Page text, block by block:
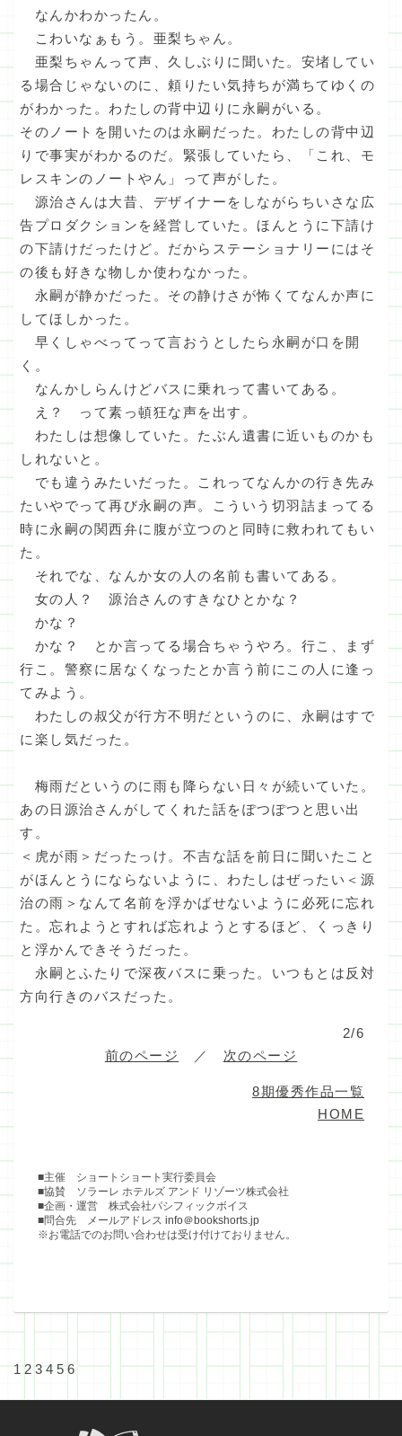
なんかわかったん。
こわいなぁもう。亜梨ちゃん。
亜梨ちゃんって声、久しぶりに聞いた。安堵してい
る場合じゃないのに、頼りたい気持ちが満ちてゆくの
がわかった。わたしの背中辺りに永嗣がいる。
そのノートを開いたのは永嗣だった。わたしの背中辺
りで事実がわかるのだ。緊張していたら、「これ、モ
レスキンのノートやん」って声がした。
源治さんは大昔、デザイナーをしながらちいさな広
告プロダクションを経営していた。ほんとうに下請け
の下請けだったけど。だからステーショナリーにはそ
の後も好きな物しか使わなかった。
永嗣が静かだった。その静けさが怖くてなんか声に
してほしかった。
早くしゃべってって言おうとしたら永嗣が口を開
く。
なんかしらんけどバスに乗れって書いてある。
え？ って素っ頓狂な声を出す。
わたしは想像していた。たぶん遺書に近いものかも
しれないと。
でも違うみたいだった。これってなんかの行き先み
たいやでって再び永嗣の声。こういう切羽詰まってる
時に永嗣の関西弁に腹が立つのと同時に救われてもい
た。
それでな、なんか女の人の名前も書いてある。
女の人？ 源治さんのすきなひとかな？
かな？
かな？ とか言ってる場合ちゃうやろ。行こ、まず
行こ。警察に居なくなったとか言う前にこの人に逢っ
てみよう。
わたしの叔父が行方不明だというのに、永嗣はすで
に楽し気だった。
梅雨だというのに雨も降らない日々が続いていた。
あの日源治さんがしてくれた話をぽつぽつと思い出
す。
＜虎が雨＞だったっけ。不吉な話を前日に聞いたこと
がほんとうにならないように、わたしはぜったい＜源
治の雨＞なんて名前を浮かばせないように必死に忘れ
た。忘れようとすれば忘れようとするほど、くっきり
と浮かんできそうだった。
永嗣とふたりで深夜バスに乗った。いつもとは反対
方向行きのバスだった。
2/6
前のページ
／ 次のページ
8期優秀作品一覧
HOME
■主催 ショートショート実行委員会
■協賛 ソラーレ ホテルズ アンド リゾーツ株式会社
■企画・運営 株式会社パシフィックボイス
■問合先 メールアドレス info＠bookshorts.jp
※お電話でのお問い合わせは受け付けておりません。
1 2 3 4 5 6